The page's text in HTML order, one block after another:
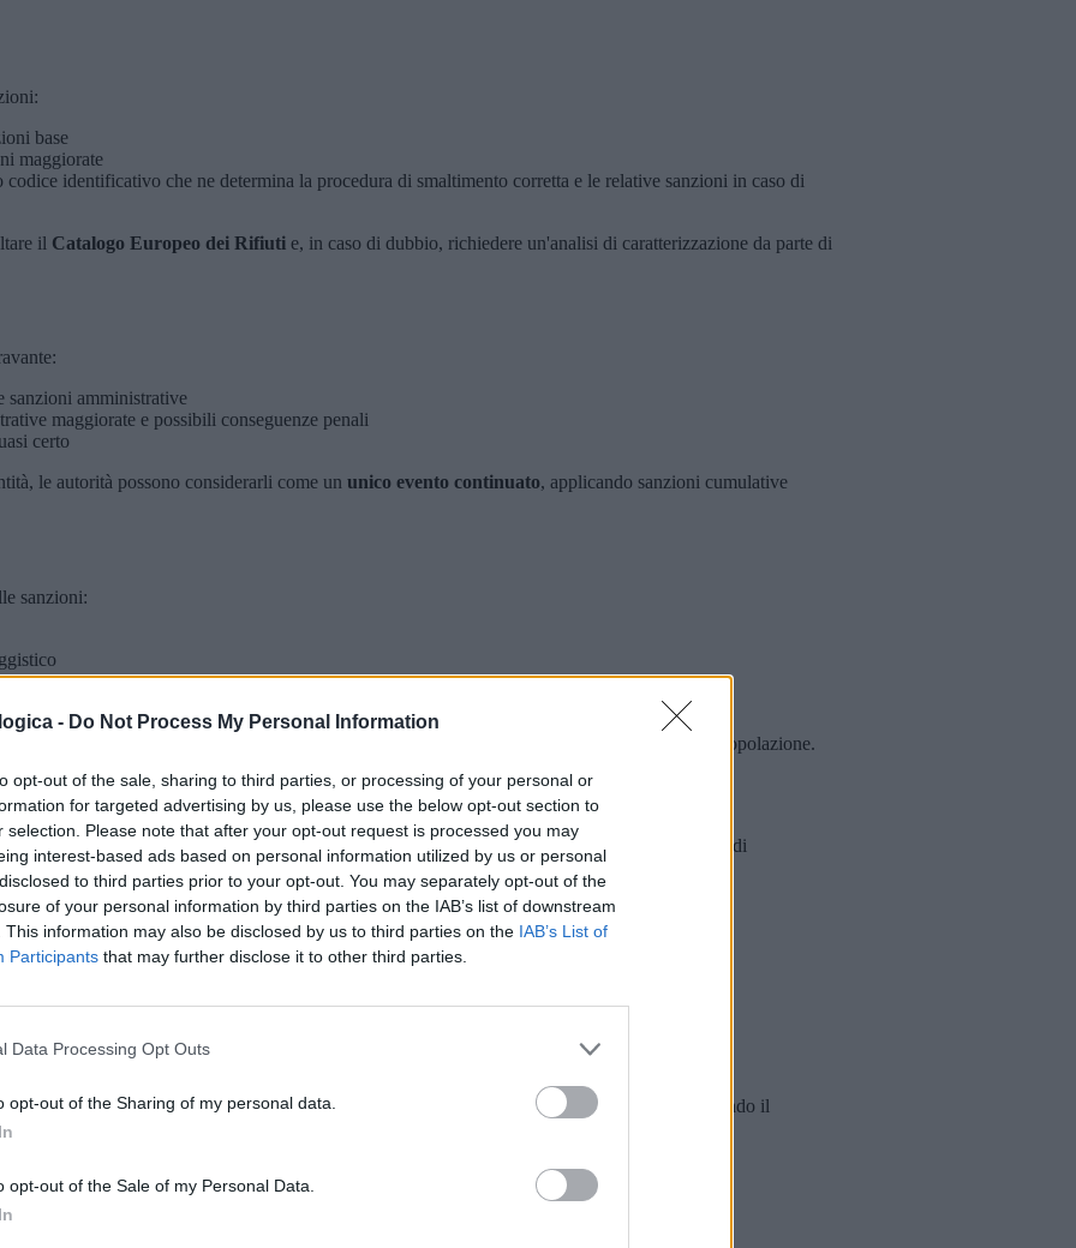
- Do Not Process My Personal Information
opt-out of the sale, sharing to third parties, or processing of your personal or
for targeted advertising by us, please use the below opt-out section to
selection. Please note that after your opt-out request is processed you may
interest-based ads based on personal information utilized by us or personal
to third parties prior to your opt-out. You may separately opt-out of the
of your personal information by third parties on the IAB’s list of downstream
This information may also be disclosed by us to third parties on the IAB’s List of
Participants that may further disclose it to other third parties.
Data Processing Opt Outs
opt-out of the Sharing of my personal data.
opt-out of the Sale of my Personal Data.
base
maggiorate
identificativo che ne determina la procedura di smaltimento corretta e le relative sanzioni in caso di
il Catalogo Europeo dei Rifiuti e, in caso di dubbio, richiedere un'analisi di caratterizzazione da parte di
sanzioni amministrative
maggiorate e possibili conseguenze penali
certo
le autorità possono considerarli come un unico evento continuato, applicando sanzioni cumulative
sanzioni:
specifiche
popolate viene particolarmente sanzionato per l'aumento del rischio sanitario per la popolazione.
a rispondere dello smaltimento illegale di rifiuti da cantiere, stabilendo diverse gradazioni di
edili:
o rifiuti pericolosi
ritenuto responsabile se ha affidato i lavori a soggetti non autorizzati allo smaltimento, secondo il
più stringenti: